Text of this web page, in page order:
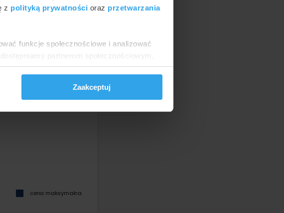
z polityką prywatności oraz przetwarzania
funkcje społecznościowe i analizować
partnerom społecznościowym,
danymi otrzymanymi od Ciebie lub
Zaakceptuj
usługi leczenie i
cena maksymalna